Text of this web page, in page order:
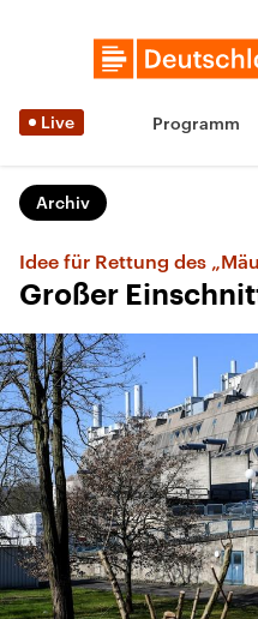
Live Programm
Archiv
Idee für Rettung des
Großer